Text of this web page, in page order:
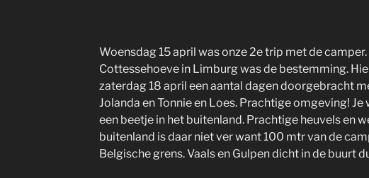
Woensdag 15 april was onze 2e trip met de
Cottessehoeve in Limburg was de bestemming.
zaterdag 18 april een aantal dagen doorgebracht
Jolanda en Tonnie en Loes. Prachtige omgeving!
een beetje in het buitenland. Prachtige heuvels en
buitenland is daar niet ver want 100 mtr van de
Belgische grens. Vaals en Gulpen dicht in de buurt